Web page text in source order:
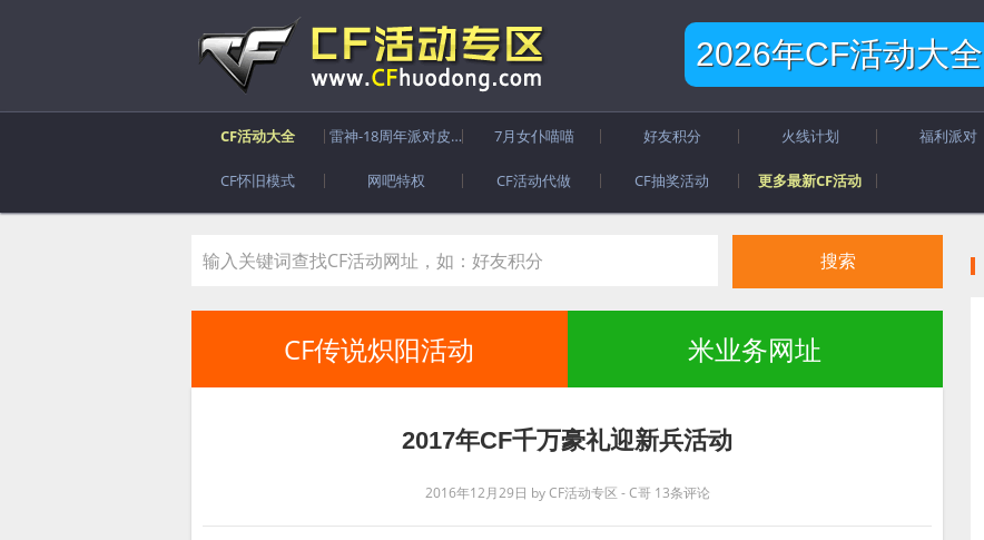
2026年CF活动大全
CF活动大全 雷神-18周年派对皮肤 7月女仆喵喵 好友积分 火线计划 福利派对
CF怀旧模式 网吧特权 CF活动代做 CF抽奖活动 更多最新CF活动
CF传说炽阳活动 米业务网址
2017年CF千万豪礼迎新兵活动
2016年12月29日 byCF活动专区 - C哥 13条评论